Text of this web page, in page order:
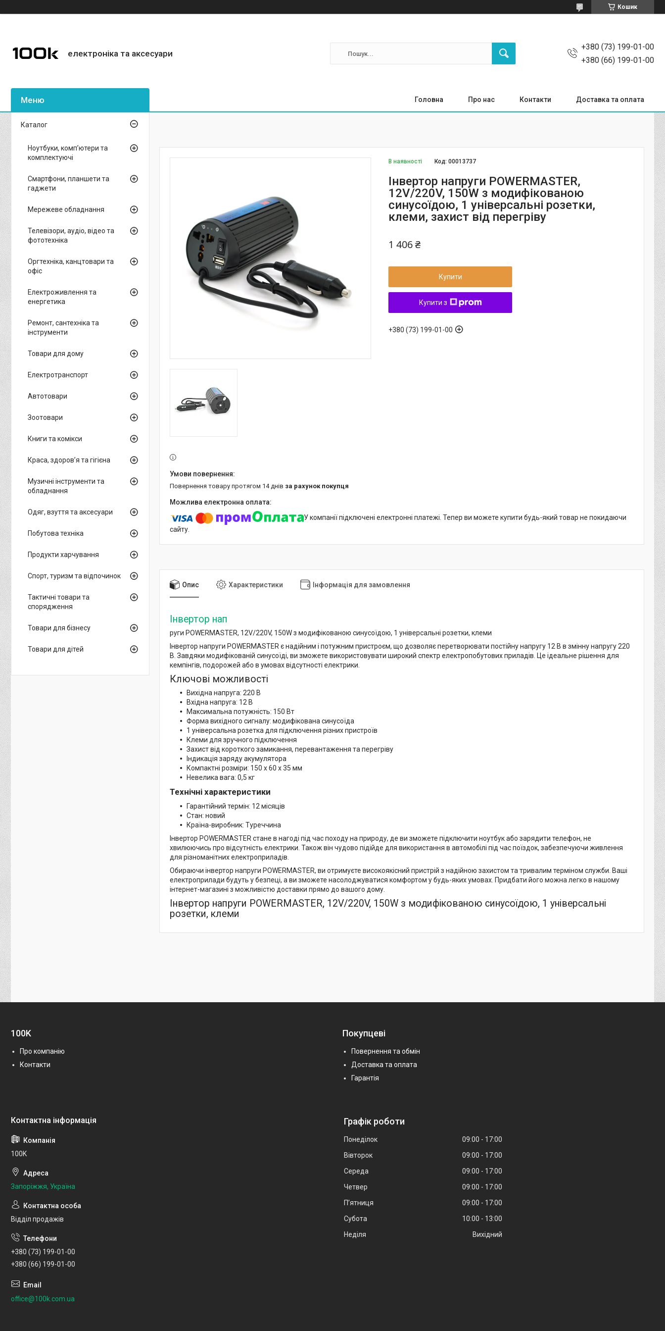
Кошик
електроніка та аксесуари
+380 (73) 199-01-00
+380 (66) 199-01-00
Головна Про нас Контакти Доставка та оплата
В наявності Код:00013737
Інвертор напруги POWERMASTER,
12V/220V, 150W з модифікованою
синусоїдою, 1 універсальні розетки,
клеми, захист від перегріву
1 406 ₴
Купити
Купити з
+380 (73) 199-01-00
повернення товару протягом 14 днів за рахунок покупця
У компанії підключені електронні платежі. Тепер ви можете купити будь-який товар не покидаючи
сайту.
Опис Характеристики Інформація для замовлення
Інвертор нап
руги POWERMASTER, 12V/220V, 150W з модифікованою синусоїдою, 1 універсальні розетки, клеми
Інвертор напруги POWERMASTER є надійним і потужним пристроєм, що дозволяє перетворювати постійну напругу 12 В в змінну напругу 220
В. Завдяки модифікованій синусоїді, ви зможете використовувати широкий спектр електропобутових приладів. Це ідеальне рішення для
кемпінгів, подорожей або в умовах відсутності електрики.
Ключові можливості
Вихідна напруга: 220 В
Вхідна напруга: 12 В
Максимальна потужність: 150 Вт
Форма вихідного сигналу: модифікована синусоїда
1 універсальна розетка для підключення різних пристроїв
Клеми для зручного підключення
Захист від короткого замикання, перевантаження та перегріву
Індикація заряду акумулятора
Компактні розміри: 150 x 60 x 35 мм
Невелика вага: 0,5 кг
Технічні характеристики
Гарантійний термін: 12 місяців
Стан: новий
Країна-виробник: Туреччина
Інвертор POWERMASTER стане в нагоді під час походу на природу, де ви зможете підключити ноутбук або зарядити телефон, не
хвилюючись про відсутність електрики. Також він чудово підійде для використання в автомобілі під час поїздок, забезпечуючи живлення
для різноманітних електроприладів.
Обираючи інвертор напруги POWERMASTER, ви отримуєте високоякісний пристрій з надійною захистом та тривалим терміном служби. Ваші
електроприлади будуть у безпеці, а ви зможете насолоджуватися комфортом у будь-яких умовах. Придбати його можна легко в нашому
інтернет-магазині з можливістю доставки прямо до вашого дому.
Інвертор напруги POWERMASTER, 12V/220V, 150W з модифікованою синусоїдою, 1 універсальні
розетки, клеми
Каталог
Ноутбуки, комп’ютери та
комплектуючі
Смартфони, планшети та
гаджети
Мережеве обладнання
Телевізори, аудіо, відео та
фототехніка
Оргтехніка, канцтовари та
офіс
Електроживлення та
енергетика
Ремонт, сантехніка та
інструменти
Товари для дому
Електротранспорт
Автотовари
Зоотовари
Книги та комікси
Краса, здоров’я та гігієна
Музичні інструменти та
обладнання
Одяг, взуття та аксесуари
Побутова техніка
Продукти харчування
Спорт, туризм та відпочинок
Тактичні товари та
спорядження
Товари для бізнесу
Товари для дітей
100K
Про компанію
Контакти
Покупцеві
Повернення та обмін
Доставка та оплата
Гарантія
100K
Запоріжжя, Україна
Відділ продажів
+380 (73) 199-01-00
+380 (66) 199-01-00
office@100k.com.ua
Графік роботи
Понеділок 09:00
17:00
Вівторок
09:00
17:00
Середа
09:00
17:00
Четвер
09:00
17:00
Пʼятниця
09:00
17:00
Субота
10:00
13:00
Неділя
Вихідний